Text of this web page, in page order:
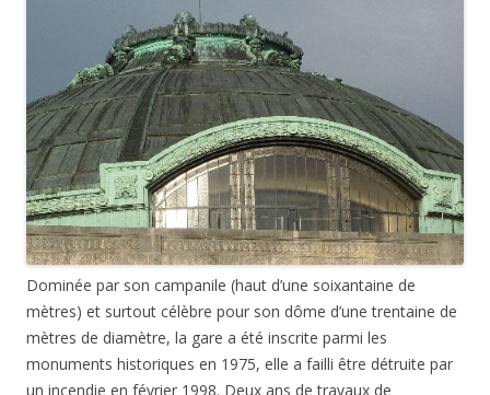
Dominée par son campanile (haut d’une soixantaine de
mètres) et surtout célèbre pour son dôme d’une trentaine de
mètres de diamètre, la gare a été inscrite parmi les
monuments historiques en 1975, elle a failli être détruite par
un incendie en février 1998. Deux ans de travaux de